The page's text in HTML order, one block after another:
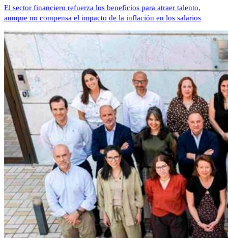
El sector financiero refuerza los beneficios para atraer talento,
aunque no compensa el impacto de la inflación en los salarios